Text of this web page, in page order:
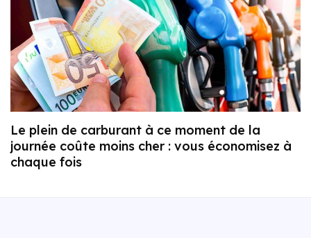
Le plein de carburant à ce moment de la
journée coûte moins cher : vous économisez à
chaque fois